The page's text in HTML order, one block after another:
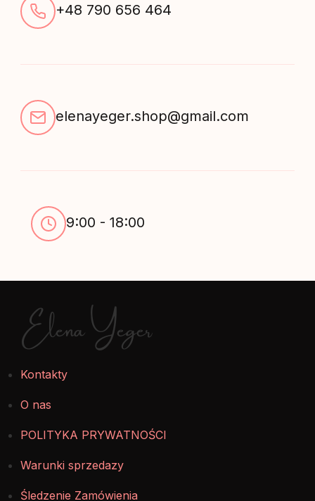
+48 790 656 464
elenayeger.shop@gmail.com
9:00 - 18:00
Elena Yeger
Kontakty
O nas
POLITYKA PRYWATNOŚCI
Warunki sprzedazy
Śledzenie Zamówienia